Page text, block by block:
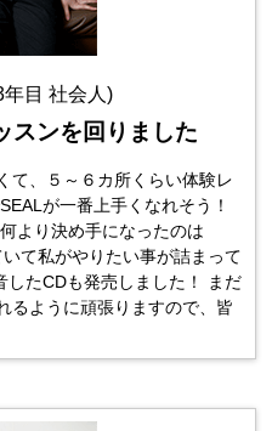
目 社会人)
スンを回りました
て、５～６カ所くらい体験レ
が一番上手くなれそう！
より決め手になったのは
て私がやりたい事が詰まって
したCDも発売しました！ まだ
るように頑張りますので、皆